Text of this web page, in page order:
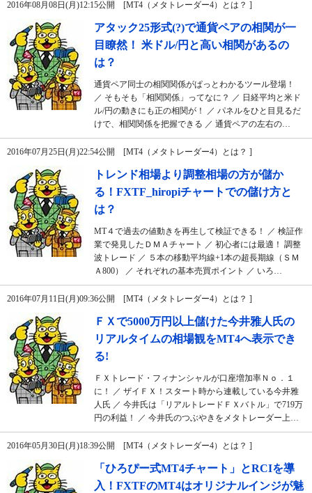
2016年08月08日(月)12:15公開 [MT4（メタトレーダー4）とは？ ]
アタック25形式(?)で通貨ペアの相関が一
目瞭然！ 米ドル/円と高い相関があるの
は？
通貨ペア同士の相関関係がぱっとわかるツール登場！
／ そもそも「相関関係」ってなに？ ／ 日経平均と米ド
ル/円の動きにも正の相関が！ ／ パネルをひと目見るだ
けで、相関関係を把握できる ／ 通貨ペアの左右の…
2016年07月25日(月)22:54公開 [MT4（メタトレーダー4）とは？ ]
トレンド相場より調整相場の方が儲か
る！FXTF_hiropiチャートでの儲け方と
は？
MT４で過去の値動きを再生して検証できる！ ／ 検証作
業で発見したＤＭＡチャート ／ 初心者には最適！ 調整
波トレード ／ ５本の移動平均線+1本の超長期線（ＳＭ
Ａ800） ／ それぞれの基本売買ポイント ／ いろ…
2016年07月11日(月)09:36公開 [MT4（メタトレーダー4）とは？ ]
ＦＸで5000万円以上儲けた今井雅人氏の
リアルタイムの相場観をMT4へ表示でき
る!
ＦＸトレード・フィナンシャルが口座増加率Ｎｏ．１
に！ ／ ザイＦＸ！スタート時から連載している今井雅
人氏 ／ 今井氏は「リアルトレードＦＸバトル」で719万
円の利益！ ／ 今井氏のつぶやきをメタトレーダー上…
2016年05月30日(月)18:39公開 [MT4（メタトレーダー4）とは？ ]
「ひろぴー式MT4チャート」とRCIを導
入！FXTFのMT4はオリジナルインジが魅